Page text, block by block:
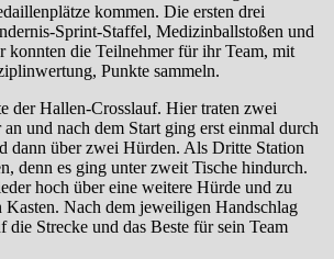
kommen. Die ersten drei
Sprint-Staffel, Medizinballstoßen und
konnten die Teilnehmer für ihr Team, mit
Punkte sammeln.
der Hallen-Crosslauf. Hier traten zwei
an und nach dem Start ging erst einmal durch
dann über zwei Hürden. Als Dritte Station
denn es ging unter zweit Tische hindurch.
hoch über eine weitere Hürde und zu
Kasten. Nach dem jeweiligen Handschlag
die Strecke und das Beste für sein Team